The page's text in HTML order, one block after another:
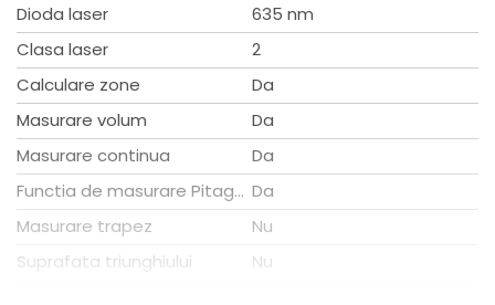
Dioda laser
635 nm
Clasa laser
2
Calculare zone
Da
Masurare volum
Da
Masurare continua
Da
Functia de masurare Pitagora Da
Masurare trapez
Nu
Suprafata triunghiului
Nu